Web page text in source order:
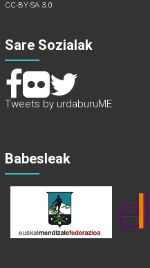
CC-BY-SA 3.0
Sare Sozialak
Tweets by urdaburuME
Babesleak